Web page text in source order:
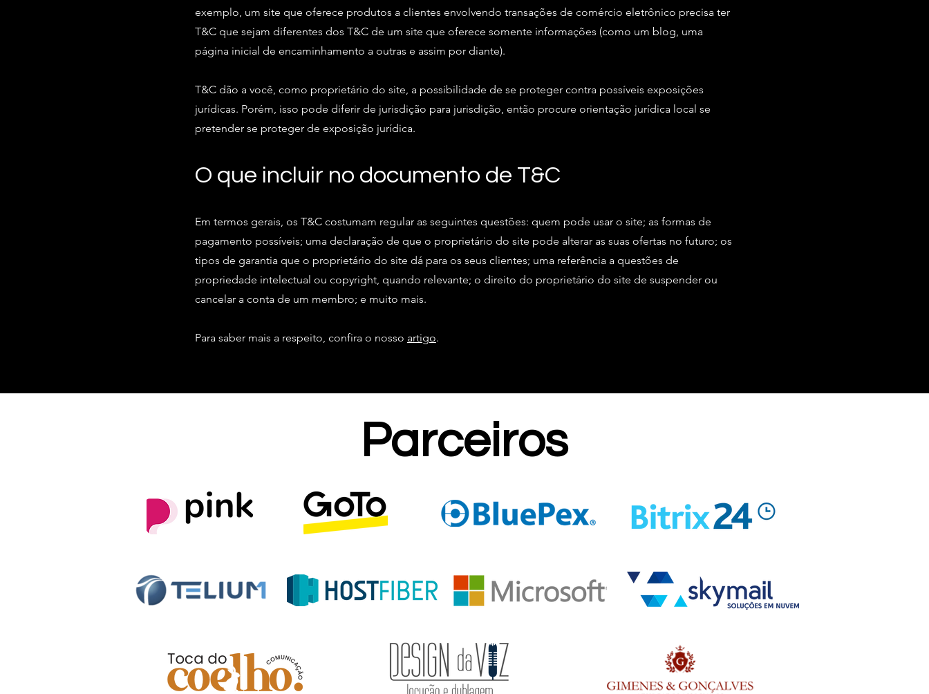
exemplo, um site que oferece produtos a clientes envolvendo transações de comércio eletrônico precisa ter
T&C que sejam diferentes dos T&C de um site que oferece somente informações (como um blog, uma
página inicial de encaminhamento a outras e assim por diante).
T&C dão a você, como proprietário do site, a possibilidade de se proteger contra possíveis exposições
jurídicas. Porém, isso pode diferir de jurisdição para jurisdição, então procure orientação jurídica local se
pretender se proteger de exposição jurídica.
O que incluir no documento de T&C
Em termos gerais, os T&C costumam regular as seguintes questões: quem pode usar o site; as formas de
pagamento possíveis; uma declaração de que o proprietário do site pode alterar as suas ofertas no futuro; os
tipos de garantia que o proprietário do site dá para os seus clientes; uma referência a questões de
propriedade intelectual ou copyright, quando relevante; o direito do proprietário do site de suspender ou
cancelar a conta de um membro; e muito mais.
Para saber mais a respeito, confira o nosso artigo.
Parceiros